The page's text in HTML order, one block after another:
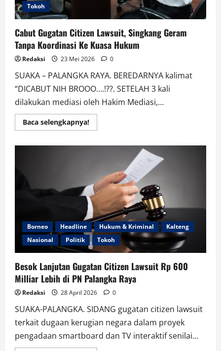
Tokoh
Cabut Gugatan Citizen Lawsuit, Singkang Geram
Tanpa Koordinasi Ke Kuasa Hukum
Redaksi 23 Mei 2026 0
SUAKA – PALANGKA RAYA. BEREDARNYA kalimat
“DICABUT NIH BROOO….!??. SETELAH 3 kali
dilakukan mediasi oleh Hakim Mediasi,...
Baca selengkapnya!Read
more
Singkang
Geram
Tanpa
Koordinasi
Ke
Kuasa
Hukum
Borneo Headline Hukum & Kriminal
Kalteng
Nasional
Politik Tokoh
Besok Lanjutan Gugatan Citizen Lawsuit Rp 600
Milliar Lebih di PN Palangka Raya
Redaksi 28 April 2026 0
SUAKA-PALANGKA. SIDANG gugatan citizen lawsuit
terkait dugaan kerugian negara dalam proyek
pengadaan smartboard dan TV interaktif senilai...